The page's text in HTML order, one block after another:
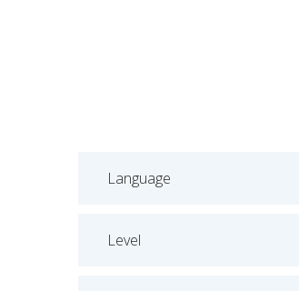
Language
Level